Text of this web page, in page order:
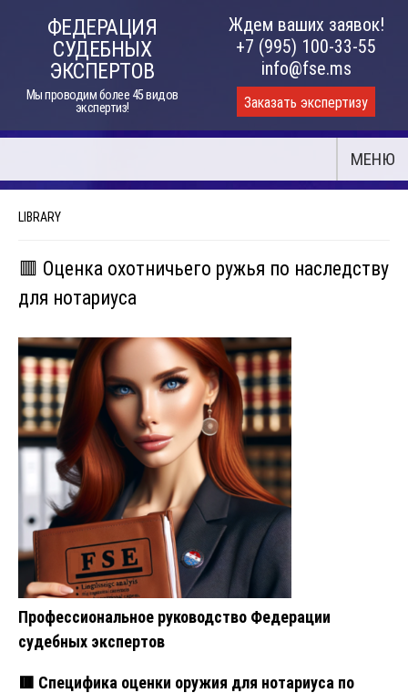
ФЕДЕРАЦИЯ
СУДЕБНЫХ
ЭКСПЕРТОВ
Мы проводим более 45 видов
экспертиз!
Ждем ваших заявок!
+7 (995) 100-33-55
info@fse.ms
Заказать экспертизу
МЕНЮ
LIBRARY
🟥 Оценка охотничьего ружья по наследству
для нотариуса
Профессиональное руководство Федерации
судебных экспертов
🟥 Специфика оценки оружия для нотариуса по